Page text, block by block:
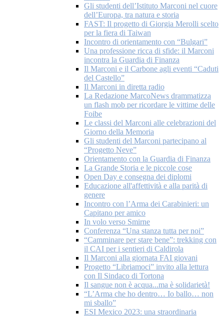
Gli studenti dell’Istituto Marconi nel cuore
dell’Europa, tra natura e storia
FAST: Il progetto di Giorgia Merolli scelto
per la fiera di Taiwan
Incontro di orientamento con “Bulgari”
Una professione ricca di sfide: il Marconi
incontra la Guardia di Finanza
Il Marconi e il Carbone agli eventi “Caduti
del Castello”
Il Marconi in diretta radio
La Redazione MarcoNews drammatizza
un flash mob per ricordare le vittime delle
Foibe
Le classi del Marconi alle celebrazioni del
Giorno della Memoria
Gli studenti del Marconi partecipano al
“Progetto Neve”
Orientamento con la Guardia di Finanza
La Grande Storia e le piccole cose
Open Day e consegna dei diplomi
Educazione all'affettività e alla parità di
genere
Incontro con l’Arma dei Carabinieri: un
Capitano per amico
In volo verso Smirne
Conferenza “Una stanza tutta per noi”
“Camminare per stare bene”: trekking con
il CAI per i sentieri di Caldirola
Il Marconi alla giornata FAI giovani
Progetto “Libriamoci” invito alla lettura
con Il Sindaco di Tortona
Il sangue non è acqua...ma è solidarietà!
“L’Arma che ho dentro… Io ballo… non
mi sballo”
ESI Mexico 2023: una straordinaria